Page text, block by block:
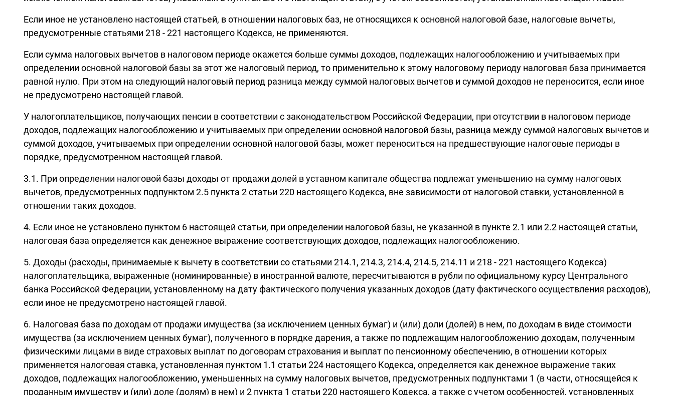
Если иное не установлено настоящей статьей, в отношении налоговых баз, не относящихся к основной налоговой базе, налоговые вычеты,
предусмотренные статьями 218 - 221 настоящего Кодекса, не применяются.
Если сумма налоговых вычетов в налоговом периоде окажется больше суммы доходов, подлежащих налогообложению и учитываемых при
определении основной налоговой базы за этот же налоговый период, то применительно к этому налоговому периоду налоговая база принимается
равной нулю. При этом на следующий налоговый период разница между суммой налоговых вычетов и суммой доходов не переносится, если иное
не предусмотрено настоящей главой.
У налогоплательщиков, получающих пенсии в соответствии с законодательством Российской Федерации, при отсутствии в налоговом периоде
доходов, подлежащих налогообложению и учитываемых при определении основной налоговой базы, разница между суммой налоговых вычетов и
суммой доходов, учитываемых при определении основной налоговой базы, может переноситься на предшествующие налоговые периоды в
порядке, предусмотренном настоящей главой.
3.1. При определении налоговой базы доходы от продажи долей в уставном капитале общества подлежат уменьшению на сумму налоговых
вычетов, предусмотренных подпунктом 2.5 пункта 2 статьи 220 настоящего Кодекса, вне зависимости от налоговой ставки, установленной в
отношении таких доходов.
4. Если иное не установлено пунктом 6 настоящей статьи, при определении налоговой базы, не указанной в пункте 2.1 или 2.2 настоящей статьи,
налоговая база определяется как денежное выражение соответствующих доходов, подлежащих налогообложению.
5. Доходы (расходы, принимаемые к вычету в соответствии со статьями 214.1, 214.3, 214.4, 214.5, 214.11 и 218 - 221 настоящего Кодекса)
налогоплательщика, выраженные (номинированные) в иностранной валюте, пересчитываются в рубли по официальному курсу Центрального
банка Российской Федерации, установленному на дату фактического получения указанных доходов (дату фактического осуществления расходов),
если иное не предусмотрено настоящей главой.
6. Налоговая база по доходам от продажи имущества (за исключением ценных бумаг) и (или) доли (долей) в нем, по доходам в виде стоимости
имущества (за исключением ценных бумаг), полученного в порядке дарения, а также по подлежащим налогообложению доходам, полученным
физическими лицами в виде страховых выплат по договорам страхования и выплат по пенсионному обеспечению, в отношении которых
применяется налоговая ставка, установленная пунктом 1.1 статьи 224 настоящего Кодекса, определяется как денежное выражение таких
доходов, подлежащих налогообложению, уменьшенных на сумму налоговых вычетов, предусмотренных подпунктами 1 (в части, относящейся к
проданным имуществу и (или) доле (долям) в нем) и 2 пункта 1 статьи 220 настоящего Кодекса, а также с учетом особенностей, установленных